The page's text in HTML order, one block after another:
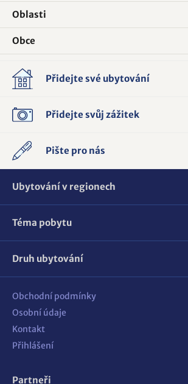
Oblasti
Obce
Přidejte své ubytování
Přidejte svůj zážitek
Pište pro nás
Ubytování v regionech
Téma pobytu
Druh ubytování
Obchodní podmínky
Osobní údaje
Kontakt
Přihlášení
Partneři